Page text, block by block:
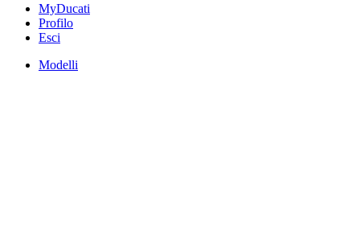
MyDucati
Profilo
Esci
Modelli